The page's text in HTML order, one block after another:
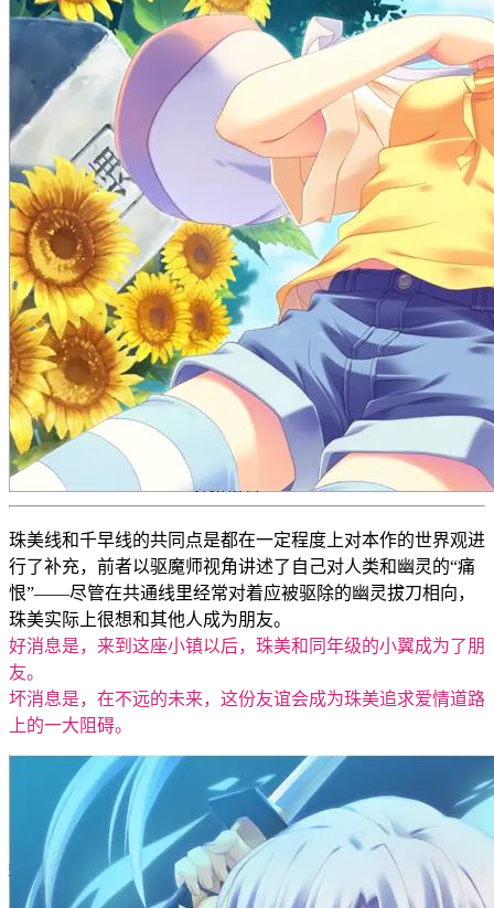
珠美线和千早线的共同点是都在一定程度上对本作的世界观进
行了补充，前者以驱魔师视角讲述了自己对人类和幽灵的“痛
恨”——尽管在共通线里经常对着应被驱除的幽灵拔刀相向，
珠美实际上很想和其他人成为朋友。
好消息是，来到这座小镇以后，珠美和同年级的小翼成为了朋
友。
坏消息是，在不远的未来，这份友谊会成为珠美追求爱情道路
上的一大阻碍。